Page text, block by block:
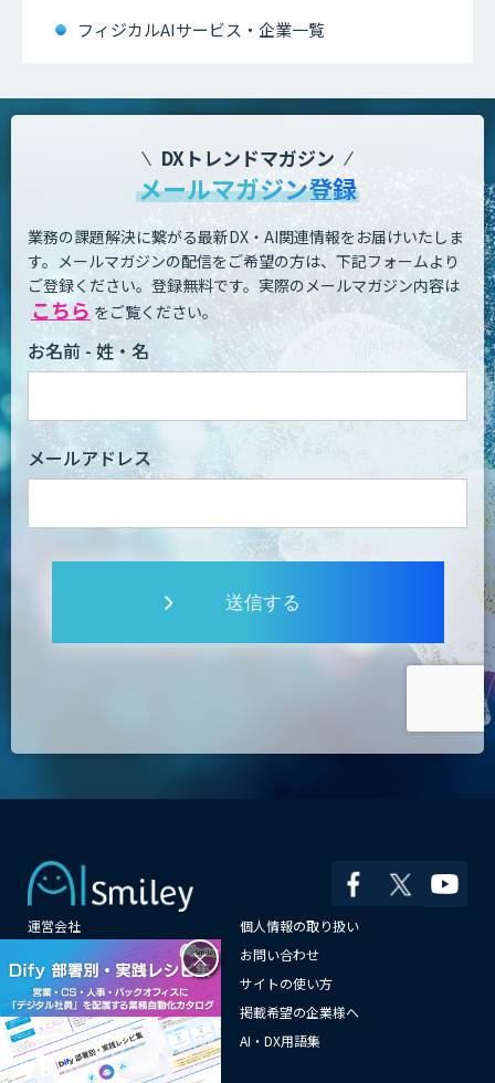
フィジカルAIサービス・企業一覧
DXトレンドマガジン
メールマガジン登録
業務の課題解決に繋がる最新DX・AI関連情報をお届けいたしま
す。 メールマガジンの配信をご希望の方は、下記フォームより
ご登録ください。登録無料です。 実際のメールマガジン内容は
こちら をご覧ください。
お名前 - 姓・名
メールアドレス
送信する
運営会社
個人情報の取り扱い
お問い合わせ
メールマガジン登録
サイトの使い方
情報提供はこちらから
掲載希望の企業様へ
AI企業一覧
AI・DX用語集
サイトマップ
×